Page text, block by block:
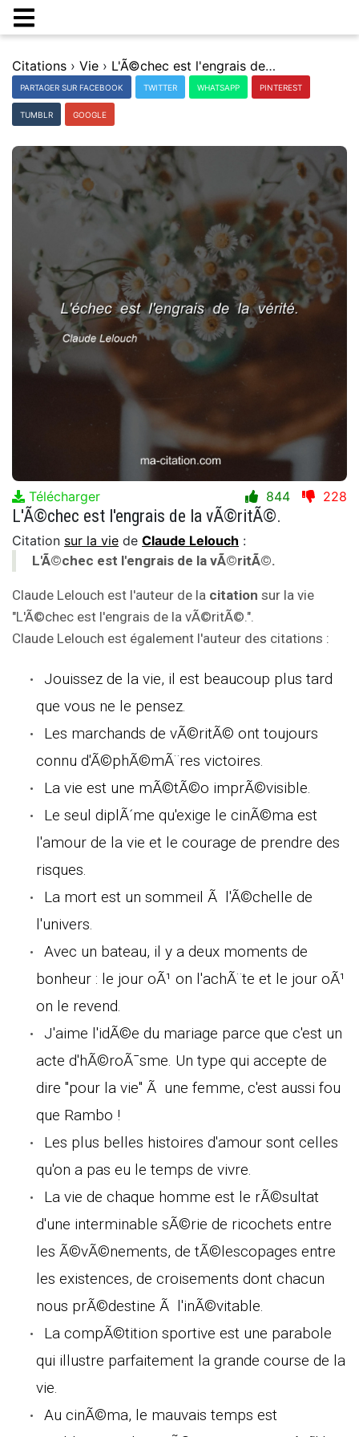
Citations › Vie › L'Ã©chec est l'engrais de la vÃ©ritÃ©.
PARTAGER SUR FACEBOOK TWITTER WHATSAPP PINTEREST
TUMBLR GOOGLE
Télécharger 844 228
L'Ã©chec est l'engrais de la vÃ©ritÃ©.
Citation sur la vie de Claude Lelouch :
L'Ã©chec est l'engrais de la vÃ©ritÃ©.
Claude Lelouch est l'auteur de la citation sur la vie
"L'Ã©chec est l'engrais de la vÃ©ritÃ©.".
Claude Lelouch est également l'auteur des citations :
Jouissez de la vie, il est beaucoup plus tard
que vous ne le pensez.
Les marchands de vÃ©ritÃ© ont toujours
connu d'Ã©phÃ©mÃ¨res victoires.
La vie est une mÃ©tÃ©o imprÃ©visible.
Le seul diplÃ´me qu'exige le cinÃ©ma est
l'amour de la vie et le courage de prendre des
risques.
La mort est un sommeil Ã l'Ã©chelle de
l'univers.
Avec un bateau, il y a deux moments de
bonheur : le jour oÃ¹ on l'achÃ¨te et le jour oÃ¹
on le revend.
J'aime l'idÃ©e du mariage parce que c'est un
acte d'hÃ©roÃ¯sme. Un type qui accepte de
dire "pour la vie" Ã une femme, c'est aussi fou
que Rambo !
Les plus belles histoires d'amour sont celles
qu'on a pas eu le temps de vivre.
La vie de chaque homme est le rÃ©sultat
d'une interminable sÃ©rie de ricochets entre
les Ã©vÃ©nements, de tÃ©lescopages entre
les existences, de croisements dont chacun
nous prÃ©destine Ã l'inÃ©vitable.
La compÃ©tition sportive est une parabole
qui illustre parfaitement la grande course de la
vie.
Au cinÃ©ma, le mauvais temps est